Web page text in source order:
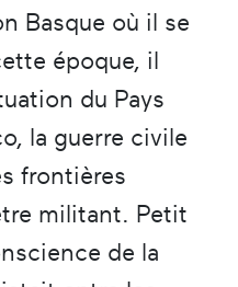
Basque où il se
époque, il
du Pays
la guerre civile
frontières
militant. Petit
de la